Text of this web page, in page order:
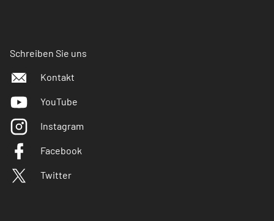
Schreiben Sie uns
Kontakt
YouTube
Instagram
Facebook
Twitter